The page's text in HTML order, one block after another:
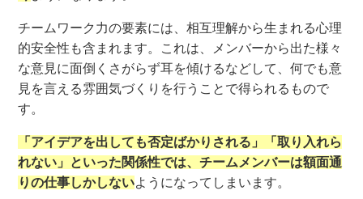
チームワーク力の要素には、相互理解から生まれる心理
的安全性も含まれます。これは、メンバーから出た様々
な意見に面倒くさがらず耳を傾けるなどして、何でも意
見を言える雰囲気づくりを行うことで得られるもので
す。
「アイデアを出しても否定ばかりされる」「取り入れら
れない」といった関係性では、チームメンバーは額面通
りの仕事しかしないようになってしまいます。